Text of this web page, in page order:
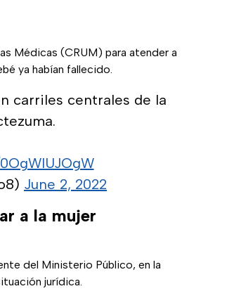
Médicas (CRUM) para atender a
ya habían fallecido.
carriles centrales de la
June 2, 2022
a la mujer
del Ministerio Público, en la
jurídica.